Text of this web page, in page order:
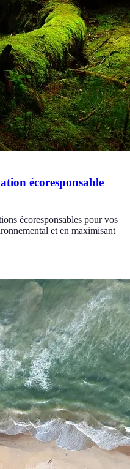
écoresponsable
écoresponsables pour vos
et en maximisant